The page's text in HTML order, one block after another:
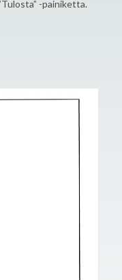
-painiketta.